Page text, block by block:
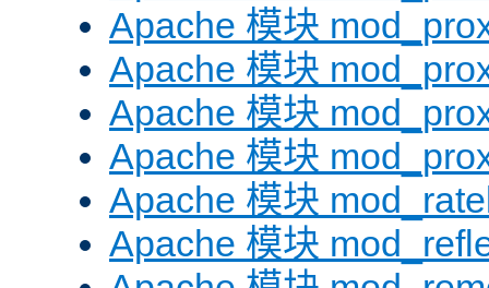
Apache 模块
Apache 模块
Apache 模块
Apache 模块
Apache 模块
Apache 模块